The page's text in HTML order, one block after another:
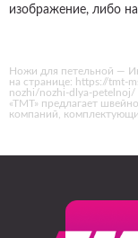
изображение, либо
Ножи для петельной —
на странице: https://tmt-
nozhi/nozhi-dlya-petelnoj/
«ТМТ» предлагает
компаний,